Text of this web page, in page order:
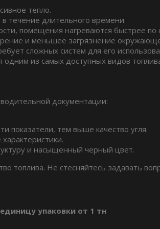
тепло.
течение длительного времени.
помещения нагреваются быстрее
и меньшее загрязнение
сложных систем для его
из самых доступных видов
документации:
показатели, тем выше качество угля.
и насыщенный черный цвет.
Не стесняйтесь задавать
упаковки от 1 тн